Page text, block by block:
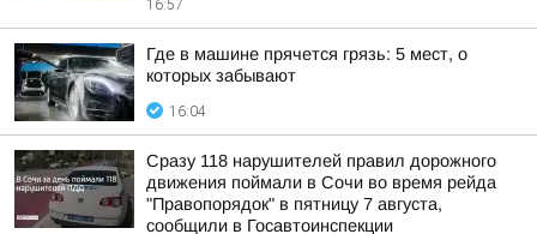
16:57
Где в машине прячется грязь: 5 мест, о
которых забывают
16:04
Сразу 118 нарушителей правил дорожного
движения поймали в Сочи во время рейда
"Правопорядок" в пятницу 7 августа,
сообщили в Госавтоинспекции